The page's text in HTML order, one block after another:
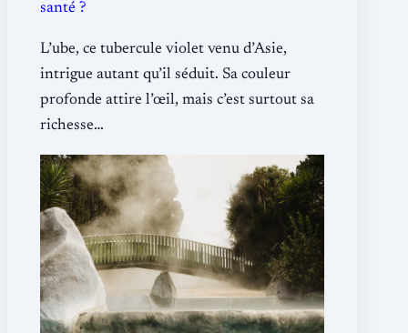
santé ?
L’ube, ce tubercule violet venu d’Asie,
intrigue autant qu’il séduit. Sa couleur
profonde attire l’œil, mais c’est surtout sa
richesse…